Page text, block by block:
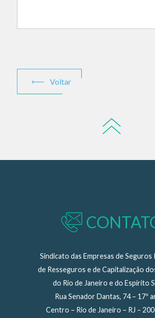
Voltar
Sindicato das Empresas de Seguros
de Resseguros e de Capitalização
do Rio de Janeiro e do Espírito
Rua Senador Dantas, 74 – 17º
Centro – Rio de Janeiro – RJ –